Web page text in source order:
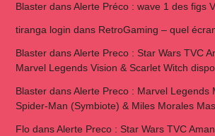
BlasterdansAlerte Préco : wave 1 des figs
tiranga login dans RetroGaming – quel
BlasterdansAlerte Preco : Star Wars TVC
Marvel Legends Vision & Scarlet Witch
BlasterdansAlerte Preco : Marvel Legends
Spider-Man (Symbiote) & Miles Morales
FlodansAlerte Preco : Star Wars TVC